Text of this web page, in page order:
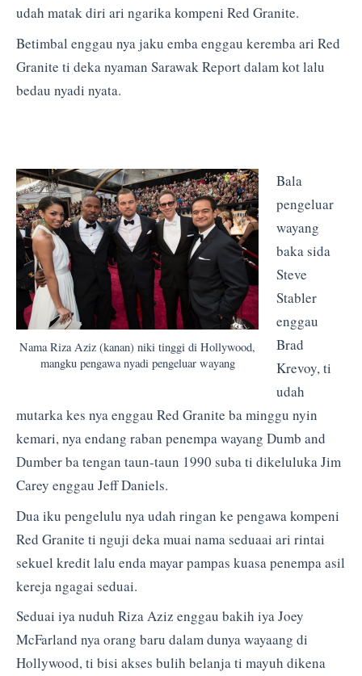
udah matak diri ari ngarika kompeni Red Granite.
Betimbal enggau nya jaku emba enggau keremba ari Red
Granite ti deka nyaman Sarawak Report dalam kot lalu
bedau nyadi nyata.
Nama Riza Aziz (kanan) niki tinggi di Hollywood,
mangku pengawa nyadi pengeluar wayang
Bala
pengeluar
wayang
baka sida
Steve
Stabler
enggau
Brad
Krevoy, ti
udah
mutarka kes nya enggau Red Granite ba minggu nyin
kemari, nya endang raban penempa wayang Dumb and
Dumber ba tengan taun-taun 1990 suba ti dikeluluka Jim
Carey enggau Jeff Daniels.
Dua iku pengelulu nya udah ringan ke pengawa kompeni
Red Granite ti nguji deka muai nama seduaai ari rintai
sekuel kredit lalu enda mayar pampas kuasa penempa asil
kereja ngagai seduai.
Seduai iya nuduh Riza Aziz enggau bakih iya Joey
McFarland nya orang baru dalam dunya wayaang di
Hollywood, ti bisi akses bulih belanja ti mayuh dikena